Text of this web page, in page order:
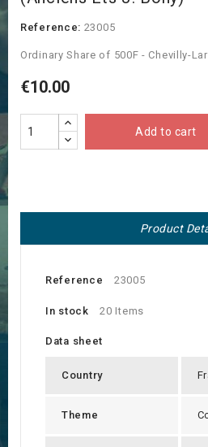
Reference: 23005
Ordinary Share of 500F - Chevilly-
€10.00
Add to cart
Product
Reference 23005
In stock 20 Items
Data sheet
Country
Theme